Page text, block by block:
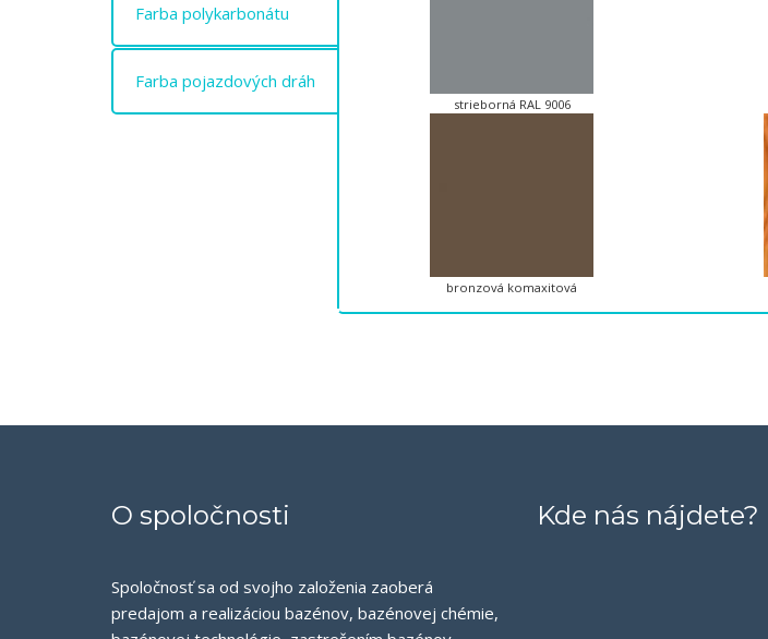
Farba polykarbonátu
Farba pojazdových dráh
strieborná RAL 9006
bronzová komaxitová
O spoločnosti
Spoločnosť sa od svojho založenia zaoberá
predajom a realizáciou bazénov, bazénovej chémie,
Kde nás nájdete?